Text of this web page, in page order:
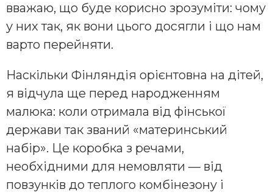
вважаю, що буде корисно зрозуміти: чому
у них так, як вони цього досягли і що нам
варто перейняти.
Наскільки Фінляндія орієнтовна на дітей,
я відчула ще перед народженням
малюка: коли отримала від фінської
держави так званий «материнський
набір». Це коробка з речами,
необхідними для немовляти — від
повзунків до теплого комбінезону і